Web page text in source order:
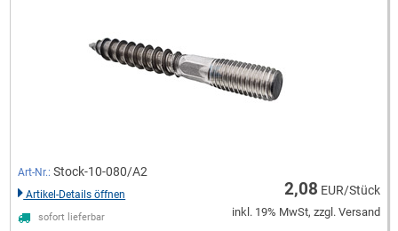
Art-Nr.: Stock-10-080/A2
Artikel-Details öffnen
sofort lieferbar
2,08 EUR/Stück
inkl. 19% MwSt, zzgl. Versand